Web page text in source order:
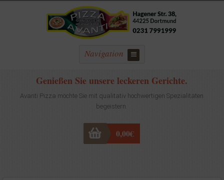
Navigation
Genießen Sie unsere leckeren Gerichte.
Avanti Pizza möchte Sie mit qualitativ hochwertigen Spezialitäten
begeistern.
0,00€